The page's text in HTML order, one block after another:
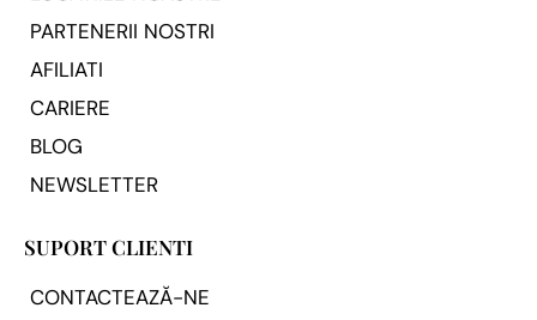
PARTENERII NOSTRI
AFILIATI
CARIERE
BLOG
NEWSLETTER
SUPORT CLIENTI
CONTACTEAZĂ-NE